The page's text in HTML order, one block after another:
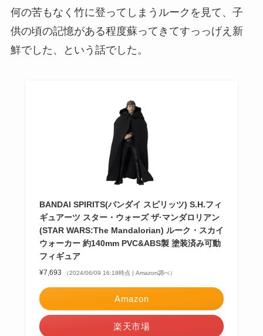
何の苦もなく竹に登ってしまうルークを見て、子
供の頃の記憶がある程度蘇ってきてすっっげえ新
鮮でした、という話でした。
BANDAI SPIRITS(バンダイ スピリッツ) S.H.フィ
ギュアーツ スター・ウォーズ ザ·マンダロリアン
(STAR WARS:The Mandalorian) ルーク・スカイ
ウォーカー 約140mm PVC&ABS製 塗装済み可動
フィギュア
¥7,693 （2024/06/09 16:18時点 | Amazon調べ）
Amazon
楽天市場